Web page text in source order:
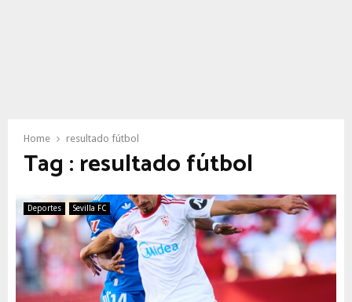
Home resultado fútbol
Tag : resultado fútbol
Deportes Sevilla FC